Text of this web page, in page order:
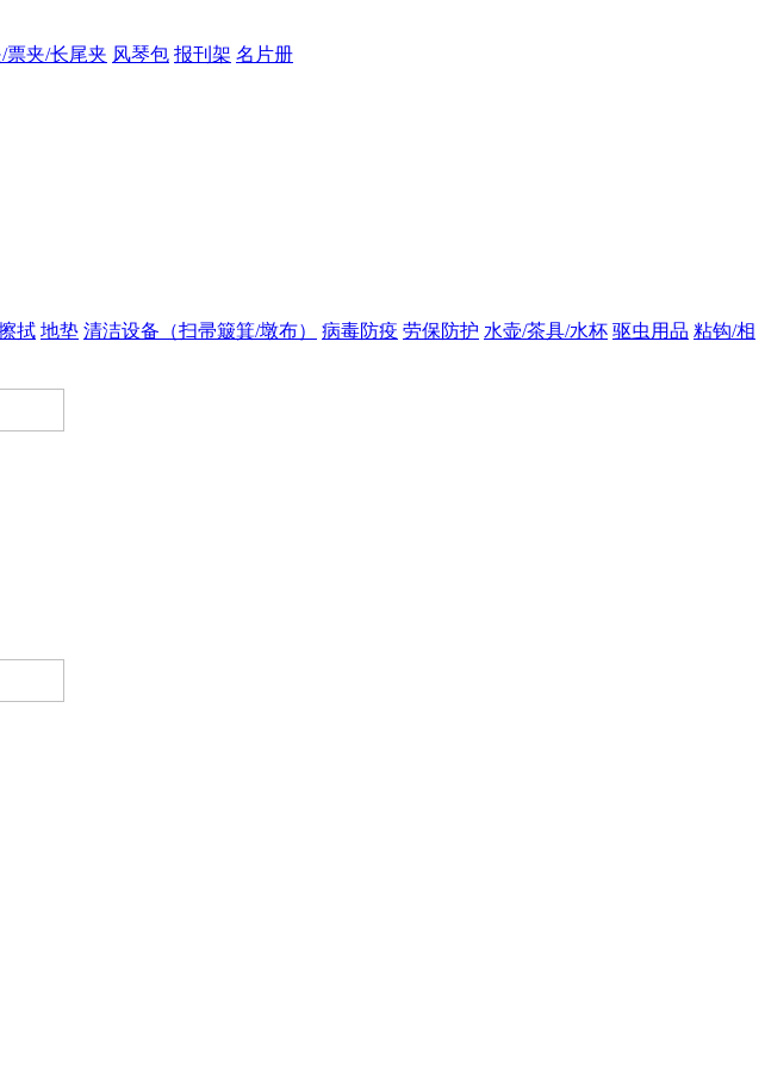
票夹/长尾夹 风琴包 报刊架 名片册
拭 地垫 清洁设备（扫帚簸箕/墩布） 病毒防疫 劳保防护 水壶/茶具/水杯 驱虫用品 粘钩/相